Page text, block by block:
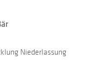
Niederlassung